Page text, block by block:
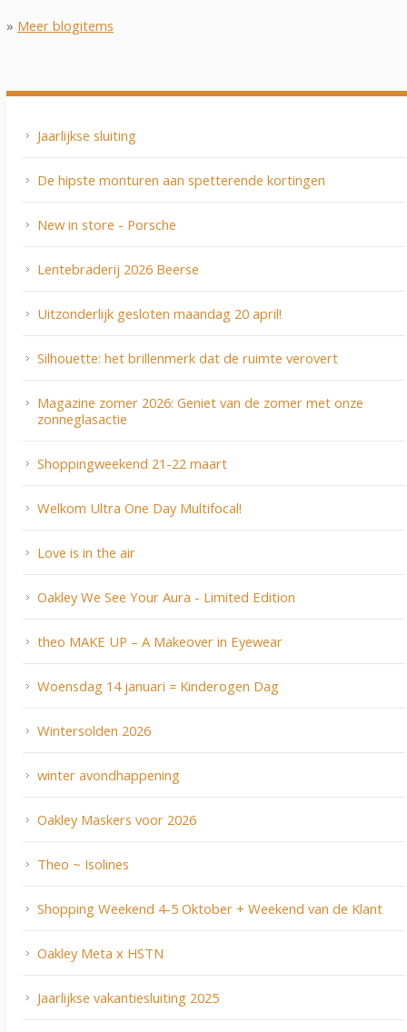
» Meer blogitems
Jaarlijkse sluiting
De hipste monturen aan spetterende kortingen
New in store - Porsche
Lentebraderij 2026 Beerse
Uitzonderlijk gesloten maandag 20 april!
Silhouette: het brillenmerk dat de ruimte verovert
Magazine zomer 2026: Geniet van de zomer met onze
zonneglasactie
Shoppingweekend 21-22 maart
Welkom Ultra One Day Multifocal!
Love is in the air
Oakley We See Your Aura - Limited Edition
theo MAKE UP – A Makeover in Eyewear
Woensdag 14 januari = Kinderogen Dag
Wintersolden 2026
winter avondhappening
Oakley Maskers voor 2026
Theo ~ Isolines
Shopping Weekend 4-5 Oktober + Weekend van de Klant
Oakley Meta x HSTN
Jaarlijkse vakantiesluiting 2025